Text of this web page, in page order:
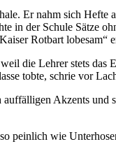
Er nahm sich
in der Schule Sätze
Rotbart lobesam“
die Lehrer stets
tobte, schrie vor
Akzents
peinlich wie